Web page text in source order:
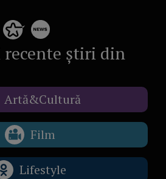
recente știri din
Artă&Cultură
Film
Lifestyle